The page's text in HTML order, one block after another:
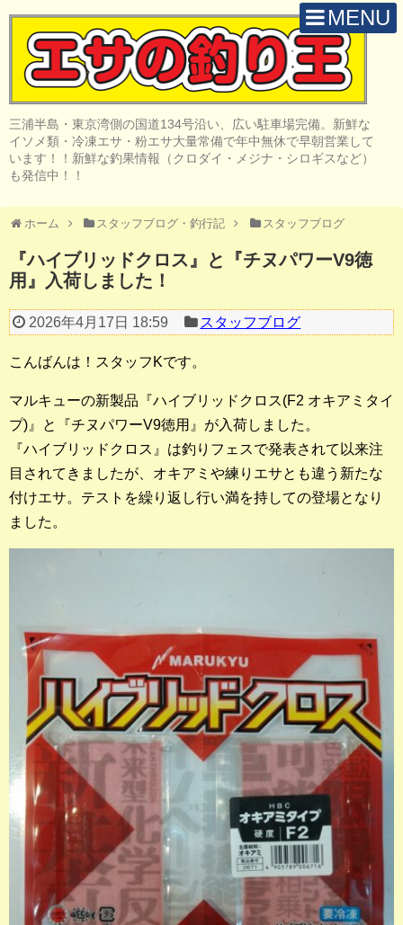
MENU
三浦半島・東京湾側の国道134号沿い、広い駐車場完備。新鮮な
イソメ類・冷凍エサ・粉エサ大量常備で年中無休で早朝営業して
います！！新鮮な釣果情報（クロダイ・メジナ・シロギスなど）
も発信中！！
ホーム スタッフブログ・釣行記 スタッフブログ
『ハイブリッドクロス』と『チヌパワーV9徳
用』入荷しました！
2026年4月17日 18:59 スタッフブログ
こんばんは！スタッフKです。
マルキューの新製品『ハイブリッドクロス(F2 オキアミタイ
プ)』と『チヌパワーV9徳用』が入荷しました。
『ハイブリッドクロス』は釣りフェスで発表されて以来注
目されてきましたが、オキアミや練りエサとも違う新たな
付けエサ。テストを繰り返し行い満を持しての登場となり
ました。
H O M E
取 扱 商 品
釣 果 情 報
投げ・堤防釣り
陸っぱりルアー
船・ボート釣り
その他の釣り
釣果ランキング
2023年 クロダイ部門
歴代釣果ランキング
シロギス部門
過去の釣果ランキング
ブログ・釣行記
スタッフブログ
店長釣行記
スタッフ釣行記
釣果投稿フォーム